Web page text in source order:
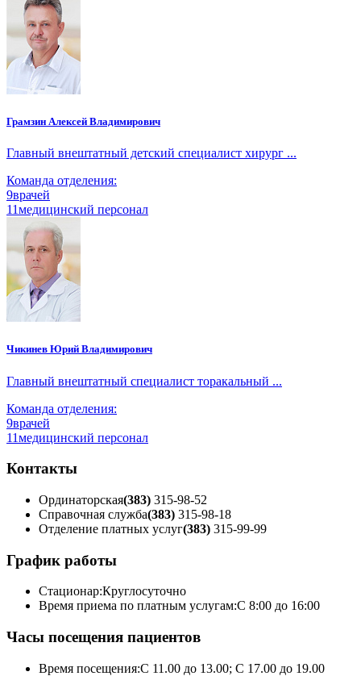
Грамзин Алексей Владимирович
Главный внештатный детский специалист хирург ...
Команда отделения:
9врачей
11медицинский персонал
Чикинев Юрий Владимирович
Главный внештатный специалист торакальный ...
Команда отделения:
9врачей
11медицинский персонал
Контакты
Ординаторская(383) 315-98-52
Справочная служба(383) 315-98-18
Отделение платных услуг(383) 315-99-99
График работы
Стационар:Круглосуточно
Время приема по платным услугам:С 8:00 до 16:00
Часы посещения пациентов
Время посещения:С 11.00 до 13.00; С 17.00 до 19.00